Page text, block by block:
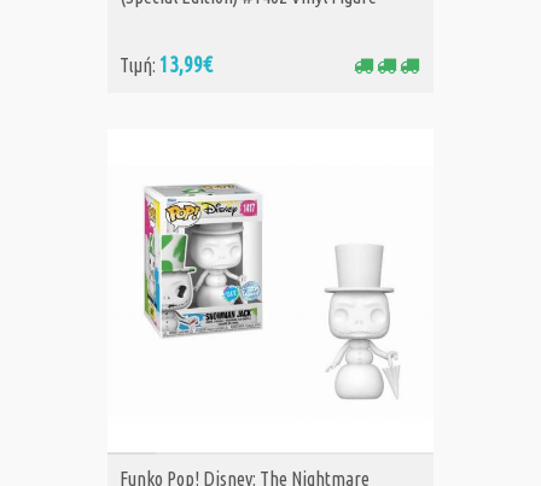
Τιμή: 13,99€
ΑΓΟΡΑ
Funko Pop! Disney: The Nightmare